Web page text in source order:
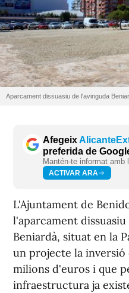
Aparcament dissuasiu de l'avinguda
Afegeix
preferida de
Mantén-te informat
ACTIVAR ARA
L'Ajuntament de
l'aparcament
Beniardà, situat en la
un projecte la inversió
milions d'euros i que
infraestructura ja